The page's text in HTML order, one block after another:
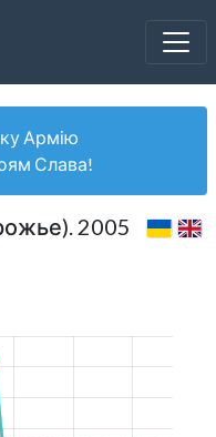
Армію
Слава!
2005